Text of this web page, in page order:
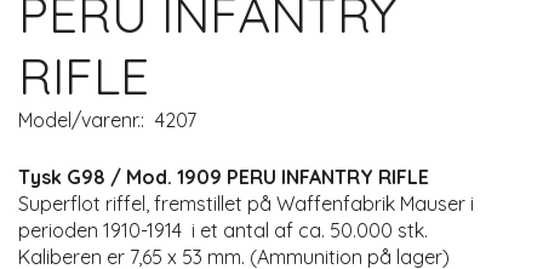
PERU INFANTRY
RIFLE
Model/varenr.: 4207
Tysk G98 / Mod. 1909 PERU INFANTRY RIFLE
Superflot riffel, fremstillet på Waffenfabrik Mauser i
perioden 1910-1914 i et antal af ca. 50.000 stk.
Kaliberen er 7,65 x 53 mm. (Ammunition på lager)